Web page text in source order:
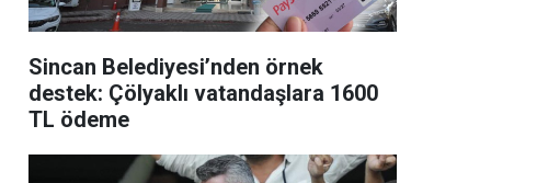
Sincan Belediyesi’nden örnek
destek: Çölyaklı vatandaşlara 1600
TL ödeme